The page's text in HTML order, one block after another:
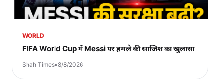
WORLD
FIFA World Cup में Messi पर हमले की साजिश का खुलासा
Shah Times•8/8/2026